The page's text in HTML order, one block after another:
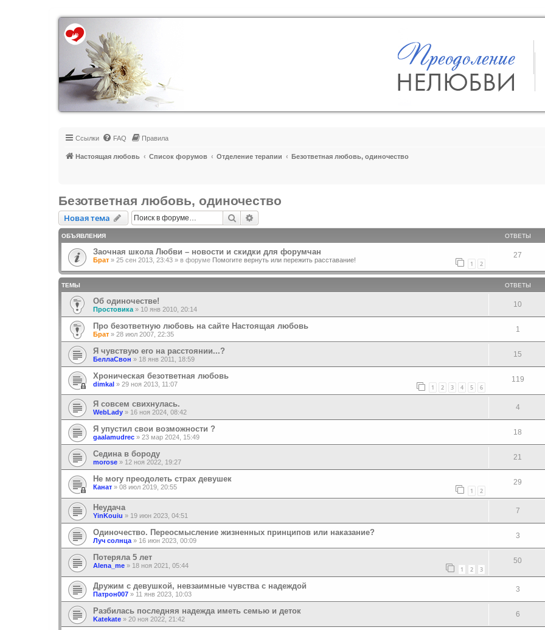
Регистрация
Ссылки FAQ Правила
Настоящая любовь Список форумов Отделение терапии Безответная любовь, одиночество
Безответная любовь, одиночество
Новая тема
Новаятема Поиск
ОБЪЯВЛЕНИЯ ОТВЕТЫ
Заочная школа Любви – новости и скидки для форумчан
Брат » 25 сен 2013, 23:43 » в форуме Помогите вернуть или пережить расставание! 1 2
27
ТЕМЫ ОТВЕТЫ
Об одиночестве!
Простовика » 10 янв 2010, 20:14
10
Про безответную любовь на сайте Настоящая любовь
Брат » 28 июл 2007, 22:35
1
Я чувствую его на расстоянии...?
БеллаСвон » 18 янв 2011, 18:59
15
Хроническая безответная любовь
dimkal » 29 ноя 2013, 11:07 1 2 3 4 5 6
119
Я совсем свихнулась.
WebLady » 16 ноя 2024, 08:42
4
Я упустил свои возможности ?
gaalamudrec » 23 мар 2024, 15:49
18
Седина в бороду
morose » 12 ноя 2022, 19:27
21
Не могу преодолеть страх девушек
Канат » 08 июл 2019, 20:55 1 2
29
Неудача
YinKouiu » 19 июн 2023, 04:51
7
Одиночество. Переосмысление жизненных принципов или наказание?
Луч солнца » 16 июн 2023, 00:09
3
Потеряла 5 лет
Alena_me » 18 ноя 2021, 05:44 1 2 3
50
Дружим с девушкой, невзаимные чувства с надеждой
Патрон007 » 11 янв 2023, 10:03
3
Разбилась последняя надежда иметь семью и деток
Katekate » 20 ноя 2022, 21:42
6